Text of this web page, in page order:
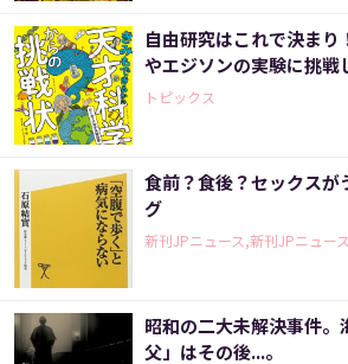
自由研究はこれで決まり
やエジソンの実験に挑戦
トピックス
食前？食後？セックスが
グ
新刊JPニュース,新刊JPニュース
昭和の二大未解決事件。
父」はその後...。